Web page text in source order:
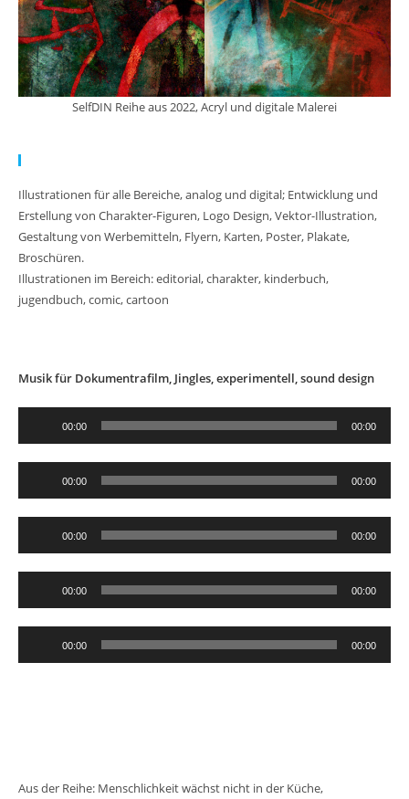
SelfDIN Reihe aus 2022, Acryl und digitale Malerei
Illustrationen für alle Bereiche, analog und digital; Entwicklung und
Erstellung von Charakter-Figuren, Logo Design, Vektor-Illustration,
Gestaltung von Werbemitteln, Flyern, Karten, Poster, Plakate,
Broschüren.
Illustrationen im Bereich: editorial, charakter, kinderbuch,
jugendbuch, comic, cartoon
Musik für Dokumentrafilm, Jingles, experimentell, sound design
00:00 00:00
00:00 00:00
00:00 00:00
00:00 00:00
00:00 00:00
Aus der Reihe: Menschlichkeit wächst nicht in der Küche,